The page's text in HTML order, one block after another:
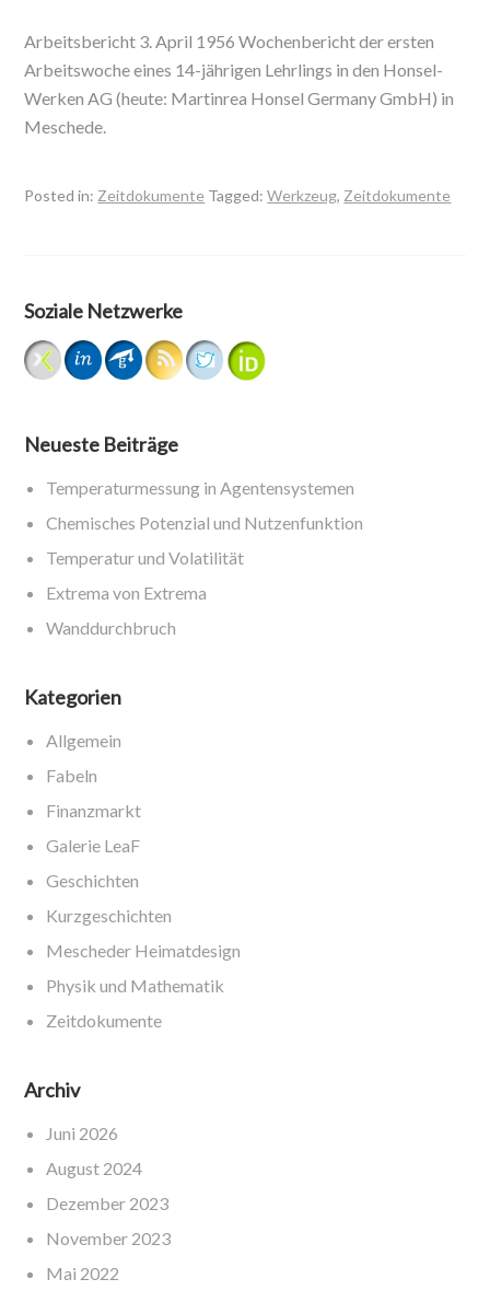
Arbeitsbericht 3. April 1956 Wochenbericht der ersten
Arbeitswoche eines 14-jährigen Lehrlings in den Honsel-
Werken AG (heute: Martinrea Honsel Germany GmbH) in
Meschede.
Posted in: Zeitdokumente Tagged:Werkzeug, Zeitdokumente
Soziale Netzwerke
Neueste Beiträge
Temperaturmessung in Agentensystemen
Chemisches Potenzial und Nutzenfunktion
Temperatur und Volatilität
Extrema von Extrema
Wanddurchbruch
Kategorien
Allgemein
Fabeln
Finanzmarkt
Galerie LeaF
Geschichten
Kurzgeschichten
Mescheder Heimatdesign
Physik und Mathematik
Zeitdokumente
Archiv
Juni 2026
August 2024
Dezember 2023
November 2023
Mai 2022